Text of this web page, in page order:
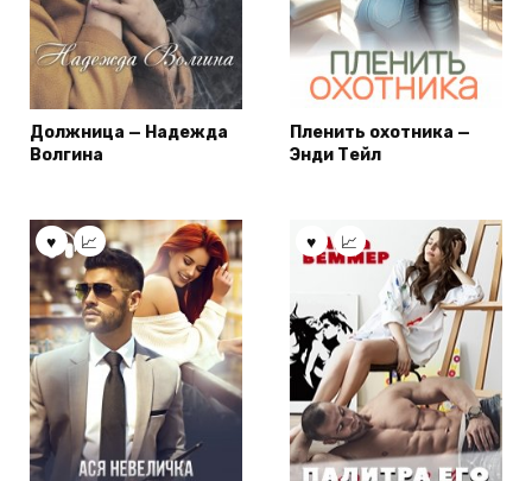
Должница — Надежда
Волгина
Пленить охотника —
Энди Тейл